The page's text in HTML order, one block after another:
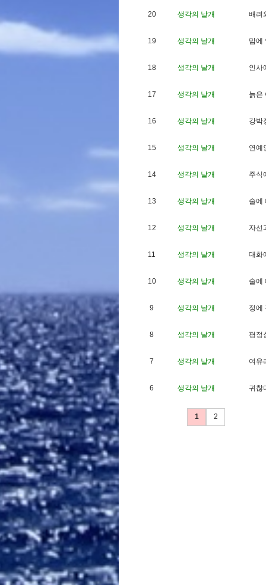
20 생각의 날개 배 려
19 생각의 날개 맘에
18 생각의 날개 인사
17 생각의 날개 늙은
16 생각의 날개 강박
15 생각의 날개 연예
14 생각의 날개 주식
13 생각의 날개 술에
12 생각의 날개 자선
11 생각의 날개 대화
10 생각의 날개 술에
9 생각의 날개 정에
8 생각의 날개 평정
7 생각의 날개 여 유
6 생각의 날개 귀 찮
1 2